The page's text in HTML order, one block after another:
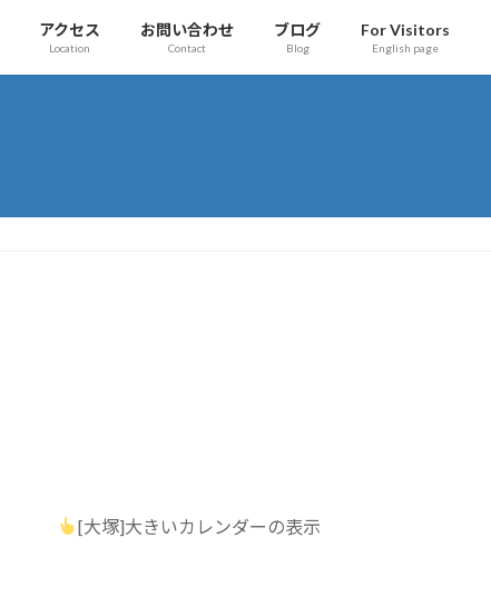
アクセス
Location
お問い合わせ
Contact
ブログ
Blog
For Visitors
English page
[大塚]大きいカレンダーの表示